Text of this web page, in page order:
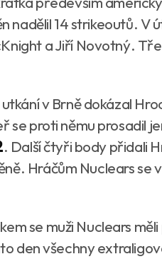
nadělil 14 strikeoutů. V
a Jiří Novotný.
v Brně dokázal
se proti němu prosadil
. Další čtyři body přidali
Hráčům Nuclears
se muži Nuclears
den všechny